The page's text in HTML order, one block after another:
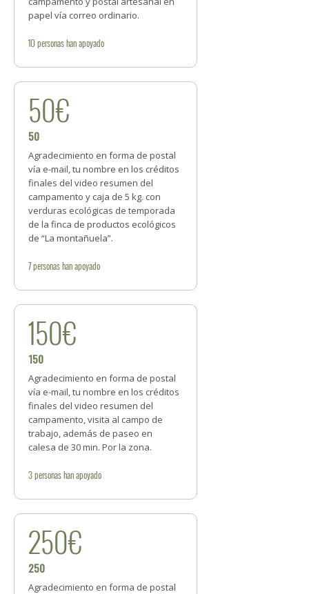
papel vía correo ordinario.
10 personashan apoyado
50€
50
Agradecimiento en forma de postal
vía e-mail, tu nombre en los créditos
finales del video resumen del
campamento y caja de 5 kg. con
verduras ecológicas de temporada
de la finca de productos ecológicos
de “La montañuela”.
7personashan apoyado
150€
150
Agradecimiento en forma de postal
vía e-mail, tu nombre en los créditos
finales del video resumen del
campamento, visita al campo de
trabajo, además de paseo en
calesa de 30 min. Por la zona.
3personashan apoyado
250€
250
Agradecimiento en forma de postal